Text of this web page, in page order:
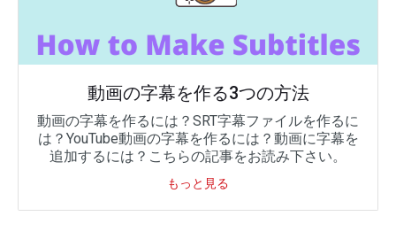
動画の字幕を作る3つの方法
動画の字幕を作るには？SRT字幕ファイルを作るに
は？YouTube動画の字幕を作るには？動画に字幕を
追加するには？こちらの記事をお読み下さい。
もっと見る